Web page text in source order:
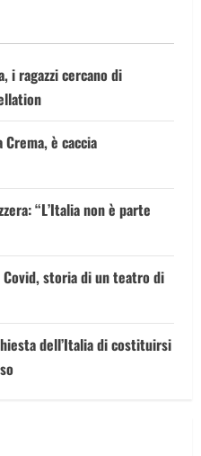
i ragazzi cercano di
è caccia
“L’Italia non è parte
storia di un teatro di
dell’Italia di costituirsi